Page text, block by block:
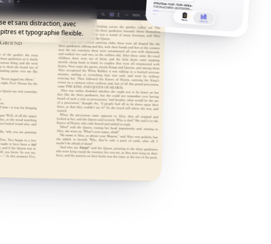
et sans distraction, avec
et typographie flexible.